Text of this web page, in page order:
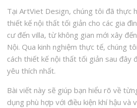
Tại ArtViet Design, chúng tôi đã thực
thiết kế nội thất tối giản cho các gia
cư đến villa, từ không gian mới xây
Nội. Qua kinh nghiệm thực tế, chúng
cách thiết kế nội thất tối giản sau đây
yêu thích nhất.
Bài viết này sẽ giúp bạn hiểu rõ về
dụng phù hợp với điều kiện khí hậu và